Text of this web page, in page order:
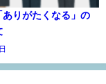
ありがたくなる」の